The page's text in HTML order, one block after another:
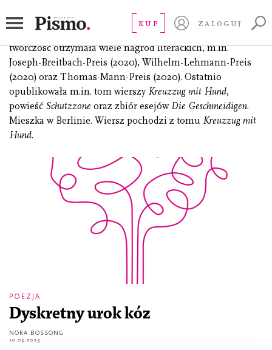
KUP ZALOGUJ
(ur. 1982), poetka, powieściopisarka i eseistka. Za swoją
twórczość otrzymała wiele nagród literackich, m.in.
Joseph-Breitbach-Preis (2020), Wilhelm-Lehmann-Preis
(2020) oraz Thomas-Mann-Preis (2020). Ostatnio
opublikowała m.in. tom wierszy Kreuzzug mit Hund,
powieść Schutzzone oraz zbiór esejów Die Geschmeidigen.
Mieszka w Berlinie. Wiersz pochodzi z tomu Kreuzzug mit
Hund.
POEZJA
Dyskretny urok kóz
NORA BOSSONG
10.05.2023